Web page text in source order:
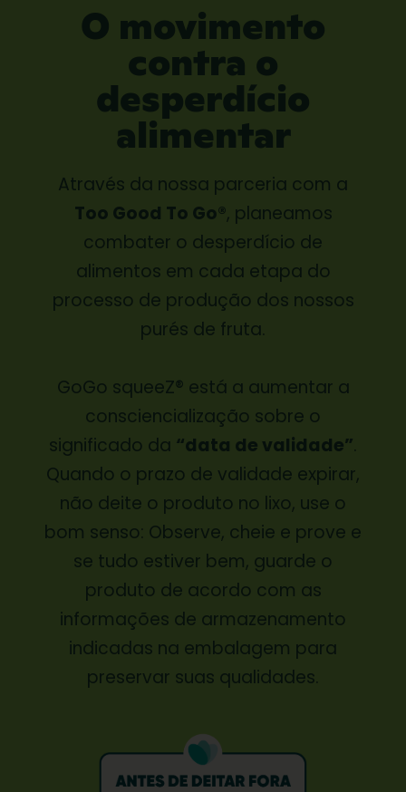
O movimento
contra o
desperdício
alimentar
Através da nossa parceria com a
Too Good To Go®, planeamos
combater o desperdício de
alimentos em cada etapa do
processo de produção dos nossos
purés de fruta.
GoGo squeeZ® está a aumentar a
consciencialização sobre o
significado da “data de validade”.
Quando o prazo de validade expirar,
não deite o produto no lixo, use o
bom senso: Observe, cheie e prove e
se tudo estiver bem, guarde o
produto de acordo com as
informações de armazenamento
indicadas na embalagem para
preservar suas qualidades.